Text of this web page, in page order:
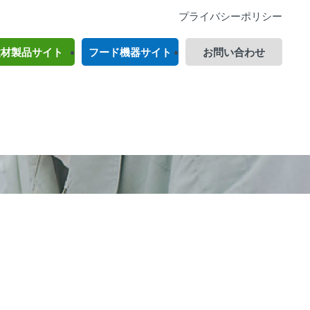
製品サイト フード機器サイト お問い合わせ
プライバシーポリシー